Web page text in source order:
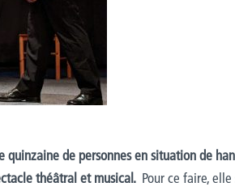
quinzaine de personnes en situation de
théâtral et musical. Pour ce faire,